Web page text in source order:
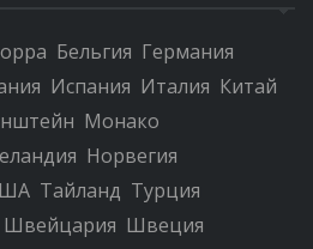
Бельгия Германия
Испания Италия Китай
Монако
Норвегия
Тайланд Турция
Швейцария Швеция